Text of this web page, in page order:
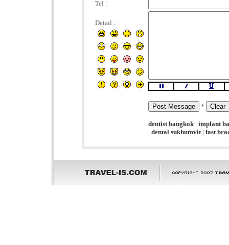
Tel :
Detail :
*
dentist bangkok| implant
| dental sukhumvit| fast